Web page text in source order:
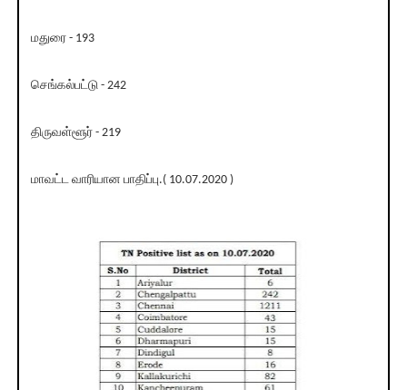
மதுரை - 193
செங்கல்பட்டு - 242
திருவள்ளூர் - 219
மாவட்ட வாரியான பாதிப்பு.( 10.07.2020 )